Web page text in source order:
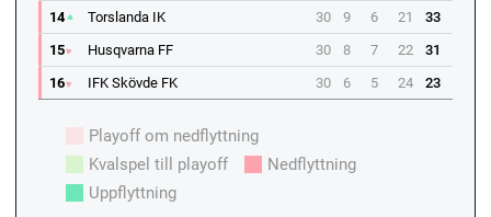
14
Torslanda IK 30 9 6 21
33
15
Husqvarna FF 30 8 7 22
31
16
IFK Skövde FK 30 6 5 24 23
Playoff om nedflyttning
Kvalspel till playoff
Nedflyttning
Uppflyttning